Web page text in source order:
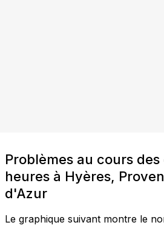
Problèmes au cours
heures à Hyères,
d'Azur
Le graphique suivant montre le